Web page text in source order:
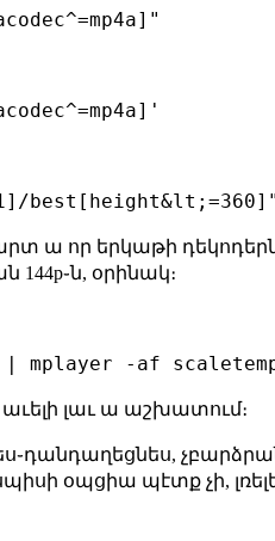
ա որ երկաթի
144p֊ն, օրինակ։
աւելի լաւ ա աշխատում։
օպցիա պէտք չի,